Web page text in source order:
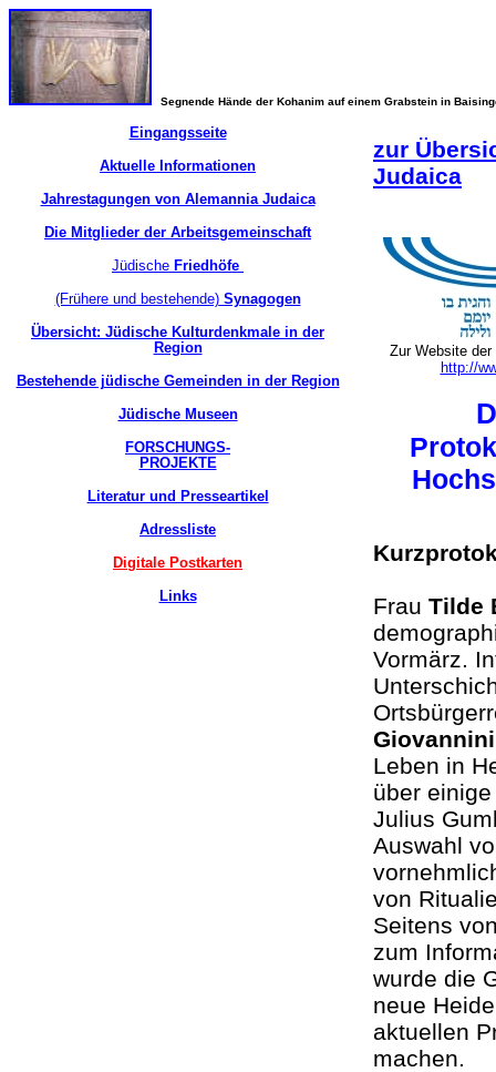
Segnende Hände der Kohanim auf einem Grabstein in
Eingangsseite
Aktuelle Informationen
Jahrestagungen von Alemannia Judaica
Die Mitglieder der Arbeitsgemeinschaft
Jüdische Friedhöfe
(Frühere und bestehende)Synagogen
Übersicht: Jüdische Kulturdenkmale in der
Region
Bestehende jüdische Gemeinden in der Region
Jüdische Museen
FORSCHUNGS-
PROJEKTE
Literatur und Presseartikel
Adressliste
Digitale Postkarten
Links
zur
Judaica
Zur Website
http://
Frau Tilde
Vormärz.
Giovannini
Leben in
über
Julius
Auswahl
von
Seitens
zum
wurde die
neue
aktuellen
machen.